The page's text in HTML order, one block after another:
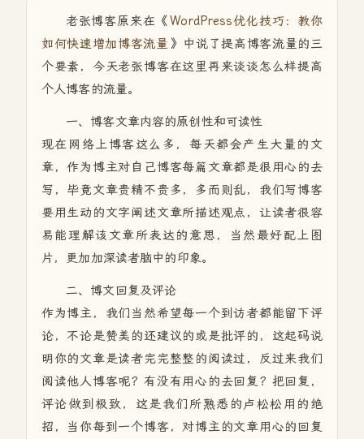
老张博客原来在《WordPress优化技巧：教你
如何快速增加博客流量 》中说了提高博客流量的三
个要素，今天老张博客在这里再来谈谈怎么样提高
个人博客的流量。
一、博客文章内容的原创性和可读性
现在网络上博客这么多，每天都会产生大量的文
章，作为博主对自己博客每篇文章都是很用心的去
写，毕竟文章贵精不贵多，多而则乱，我们写博客
要用生动的文字阐述文章所描述观点，让读者很容
易能理解该文章所表达的意思，当然最好配上图
片，更加加深读者脑中的印象。
二、博文回复及评论
作为博主，我们当然希望每一个到访者都能留下评
论，不论是赞美的还建议的或是批评的，这起码说
明你的文章是读者完完整整的阅读过，反过来我们
阅读他人博客呢？有没有用心的去回复？把回复，
评论做到极致，这是我们所熟悉的卢松松用的绝
招，当你每到一个博客，对博主的文章用心的回复